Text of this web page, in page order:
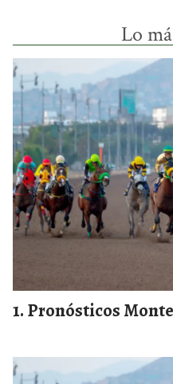
Lo
Pronósticos